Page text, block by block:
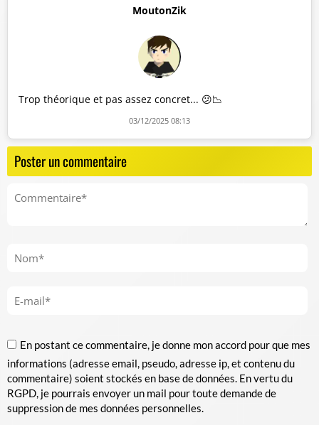
MoutonZik
Trop théorique et pas assez concret... 😕📉
03/12/2025 08:13
Poster un commentaire
En postant ce commentaire, je donne mon accord pour que mes
informations (adresse email, pseudo, adresse ip, et contenu du
commentaire) soient stockés en base de données. En vertu du
RGPD, je pourrais envoyer un mail pour toute demande de
suppression de mes données personnelles.